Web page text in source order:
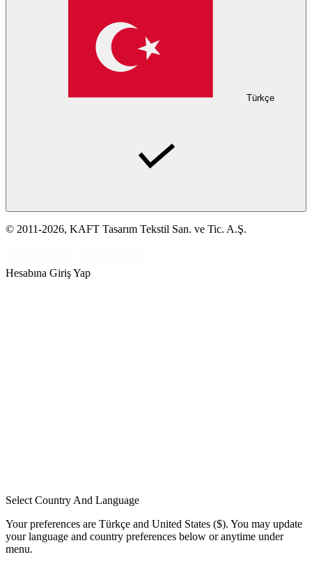
Türkçe
© 2011-2026, KAFT Tasarım Tekstil San. ve Tic. A.Ş.
Hesabına Giriş Yap
Select Country And Language
Your preferences are Türkçe and United States ($). You may update
your language and country preferences below or anytime under
menu.